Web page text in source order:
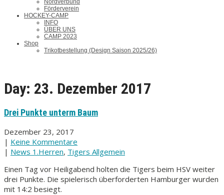
Nordverbund
Förderverein
HOCKEY-CAMP
INFO
ÜBER UNS
CAMP 2023
Shop
Trikotbestellung (Design Saison 2025/26)
Day: 23. Dezember 2017
Drei Punkte unterm Baum
Dezember 23, 2017
| Keine Kommentare
| News 1.Herren, Tigers Allgemein
Einen Tag vor Heiligabend holten die Tigers beim HSV weiter
drei Punkte. Die spielerisch überforderten Hamburger wurden
mit 14:2 besiegt.